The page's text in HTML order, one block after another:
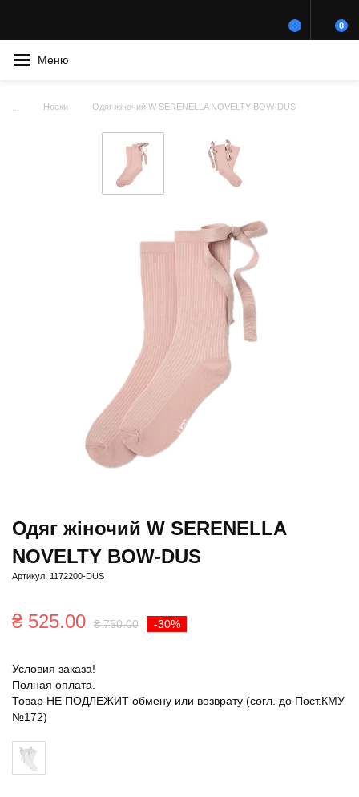
0
Меню
Носки Одяг жіночий W SERENELLA NOVELTY BOW-DUS
Одяг жіночий W SERENELLA
NOVELTY BOW-DUS
Артикул: 1172200-DUS
-30%
₴750.00
Первоначальная
₴ 750.00.
₴525.00
Текущая
Условия заказа!
Полная оплата.
Товар НЕ ПОДЛЕЖИТ обмену или возврату (согл. до Пост.КМУ
№172)